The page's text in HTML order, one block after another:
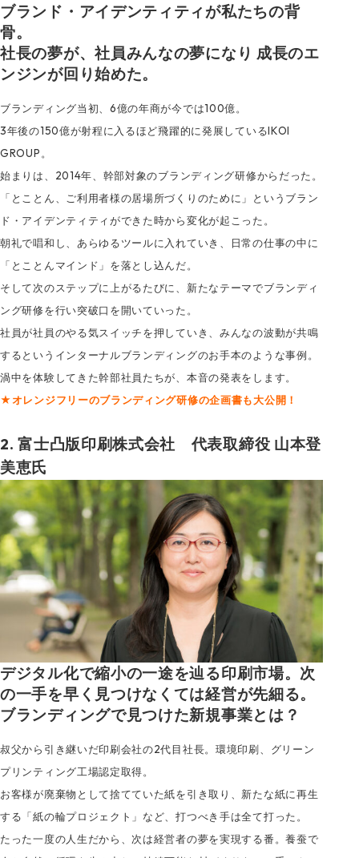
ブランド・アイデンティティが私たちの背
骨。
社長の夢が、社員みんなの夢になり 成長のエ
ンジンが回り始めた。
ブランディング当初、6億の年商が今では100億。
3年後の150億が射程に入るほど飛躍的に発展しているIKOI
GROUP。
始まりは、2014年、幹部対象のブランディング研修からだった。
「とことん、ご利用者様の居場所づくりのために」というブラン
ド・アイデンティティができた時から変化が起こった。
朝礼で唱和し、あらゆるツールに入れていき、日常の仕事の中に
「とことんマインド」を落とし込んだ。
そして次のステップに上がるたびに、新たなテーマでブランディ
ング研修を行い突破口を開いていった。
社員が社員のやる気スイッチを押していき、みんなの波動が共鳴
するというインターナルブランディングのお手本のような事例。
渦中を体験してきた幹部社員たちが、本音の発表をします。
★オレンジフリーのブランディング研修の企画書も大公開！
2. 富士凸版印刷株式会社 代表取締役 山本登
美恵氏
デジタル化で縮小の一途を辿る印刷市場。次
の一手を早く見つけなくては経営が先細る。
ブランディングで見つけた新規事業とは？
叔父から引き継いだ印刷会社の2代目社長。環境印刷、グリーン
プリンティング工場認定取得。
お客様が廃棄物として捨てていた紙を引き取り、新たな紙に再生
する「紙の輪プロジェクト」など、打つべき手は全て打った。
たった一度の人生だから、次は経営者の夢を実現する番。養蚕で